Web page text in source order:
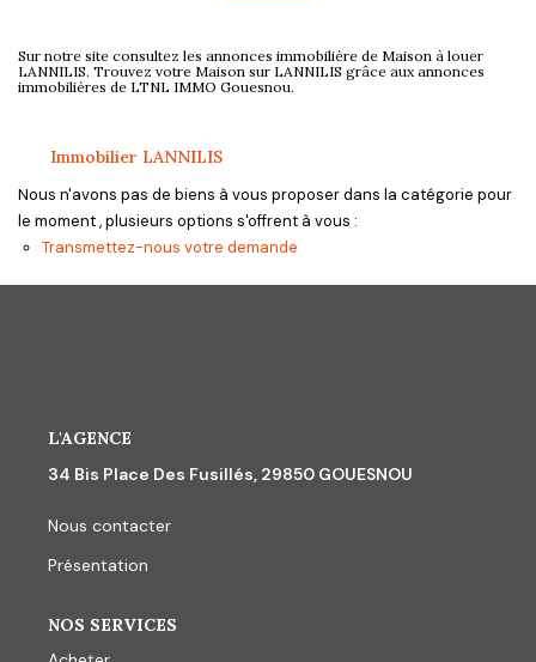
GESTION LOCATIVE
CONTACT
Créer une alerte
Sur notre site consultez les annonces immobilière de Maison à louer
LANNILIS. Trouvez votre Maison sur LANNILIS grâce aux annonces
immobilières de LTNL IMMO Gouesnou.
Immobilier LANNILIS
Nous n'avons pas de biens à vous proposer dans la catégorie pour
le moment , plusieurs options s'offrent à vous :
Transmettez-nous votre demande
L'AGENCE
34 Bis Place Des Fusillés, 29850 GOUESNOU
Nous contacter
Présentation
NOS SERVICES